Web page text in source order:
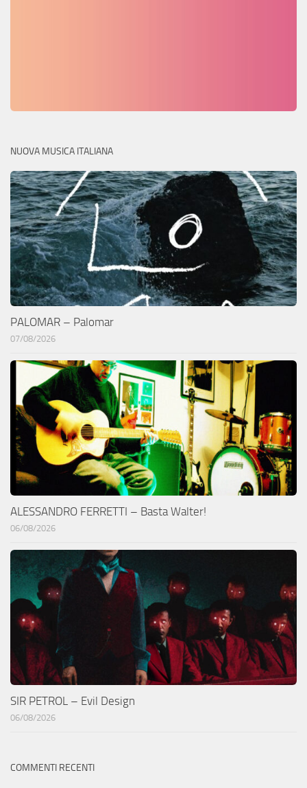
NUOVA MUSICA ITALIANA
PALOMAR – Palomar
07/08/2026
ALESSANDRO FERRETTI – Basta Walter!
06/08/2026
SIR PETROL – Evil Design
06/08/2026
COMMENTI RECENTI